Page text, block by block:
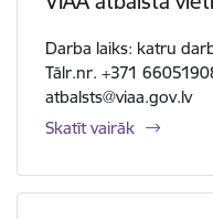
Darba laiks: katru
Tālr.nr. +371
atbalsts@viaa.gov.lv
Skatīt vairāk